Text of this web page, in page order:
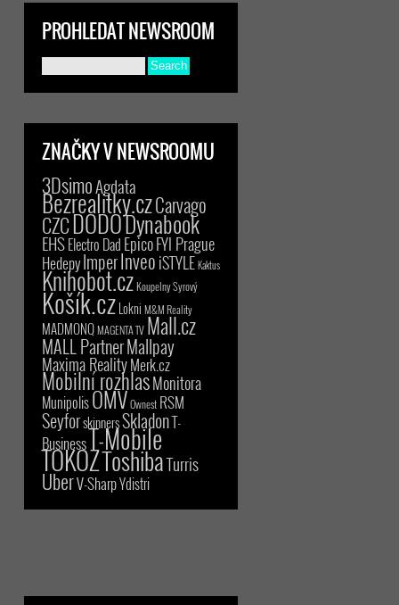
PROHLEDAT NEWSROOM
ZNAČKY V NEWSROOMU
3DsimoAgdata
Bezrealitky.czCarvago
CZCDODODynabook
EHSElectro Dad EpicoFYI Prague
HedepyImperInveoiSTYLE Kaktus
Knihobot.czKoupelny Syrový
Košík.czLokni M&M Reality
MADMONQMAGENTA TV Mall.cz
MALL PartnerMallpay
Maxima RealityMerk.cz
Mobilní rozhlasMonitora
MunipolisOMVOwnest RSM
SeyforskinnersSkladonT-
BusinessT-Mobile
TOKOZToshibaTurris
UberV-SharpYdistri